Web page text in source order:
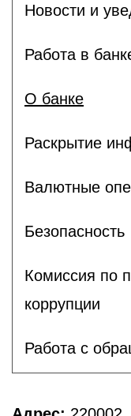
Новости и
Работа в
О банке
Раскрытие
Валютные
Безопасность
Комиссия по
коррупции
Работа с